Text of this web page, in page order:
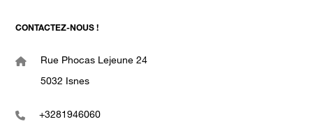
CONTACTEZ-NOUS !
Rue Phocas Lejeune 24
5032 Isnes
+3281946060